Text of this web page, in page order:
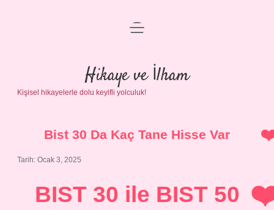
Anasayfa
Gizlilik Politikası
Yasal Uyarı
menüyü
Hikaye ve İlham
Kişisel hikayelerle dolu keyifli yolculuk!
Bist 30 Da Kaç Tane Hisse Var
Tarih: Ocak 3, 2025
BIST 30 ile BIST 50